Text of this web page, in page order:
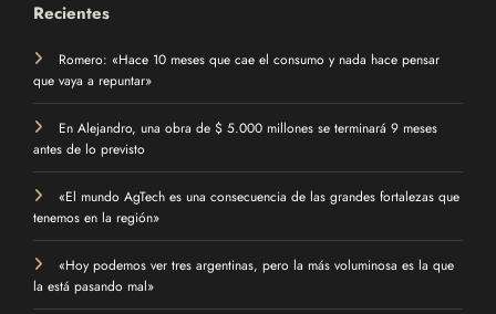
Recientes
Romero: «Hace 10 meses que cae el consumo y nada hace pensar
que vaya a repuntar»
En Alejandro, una obra de $ 5.000 millones se terminará 9 meses
antes de lo previsto
«El mundo AgTech es una consecuencia de las grandes fortalezas que
tenemos en la región»
«Hoy podemos ver tres argentinas, pero la más voluminosa es la que
la está pasando mal»